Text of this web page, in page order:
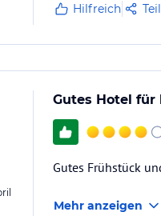
Hilfreich
Gutes Hotel
Gutes Frühstück
Mehr anzeigen